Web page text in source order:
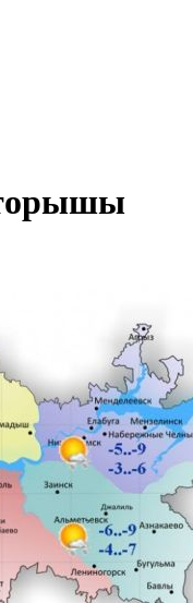
торышы